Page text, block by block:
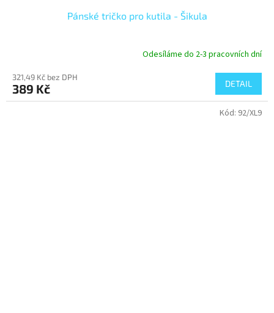
Pánské tričko pro kutila - Šikula
Odesíláme do 2-3 pracovních dní
321,49 Kč bez DPH
389 Kč DETAIL
Kód: 92/XL9